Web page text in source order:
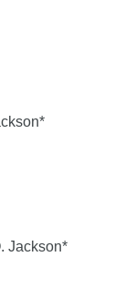
Jackson*